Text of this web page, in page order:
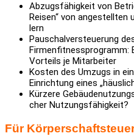
Abzugs­fä­hig­keit von
Reisen“ von
lern
Pauschal­ver­steue­rung
Firmen­fit­ness­pro­gramm:
Vorteils je Mitar­beiter
Kosten des Umzugs in
Einrich­tung eines
Kürzere
cher Nutzungs­fä­hig­keit?
Für